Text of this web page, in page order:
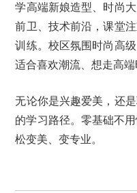
学高端新娘造型、时尚
前卫、技术前沿，课堂
训练。校区氛围时尚高
适合喜欢潮流、想走高端
无论你是兴趣爱美，还
的学习路径。零基础不
松变美、变专业。